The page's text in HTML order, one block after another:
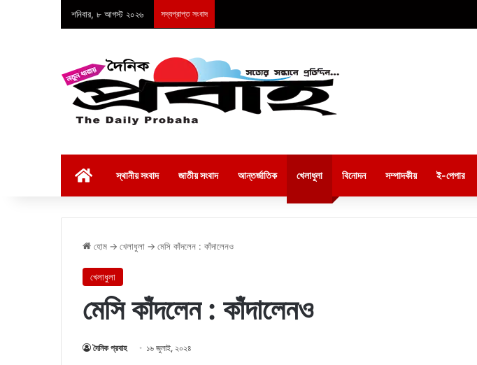
শনিবার, ৮ আগস্ট ২০২৬ সদ্যপ্রাপ্ত সংবাদ
স্থানীয় সংবাদ জাতীয় সংবাদ আন্তর্জাতিক খেলাধুলা বিনোদন সম্পাদকীয় ই-পেপার
হোম → খেলাধুলা → মেসি কাঁদলেন : কাঁদালেনও
খেলাধুলা
মেসি কাঁদলেন : কাঁদালেনও
দৈনিক প্রবাহ ১৬ জুলাই, ২০২৪